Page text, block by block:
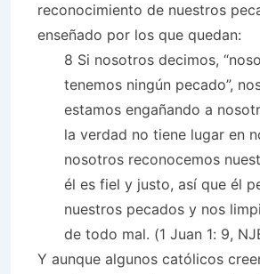
reconocimiento de nuestros
enseñado por los que quedan:
8 Si nosotros decimos,
tenemos ningún pecado”,
estamos engañando a
la verdad no tiene lugar en
nosotros reconocemos
él es fiel y justo, así que él
nuestros pecados y nos
de todo mal. (1 Juan 1: 9,
Y aunque algunos católicos